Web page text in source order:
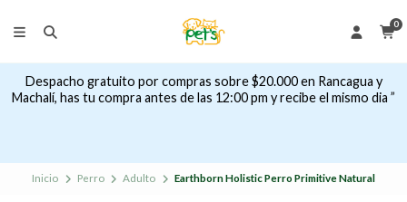
0
Despacho gratuito por compras sobre $20.000 en Rancagua y
Machalí, has tu compra antes de las 12:00 pm y recibe el mismo dia ”
Inicio Perro Adulto Earthborn Holistic Perro Primitive Natural